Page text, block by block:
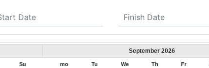
Su
September 2026
mo Tu We Th Fr